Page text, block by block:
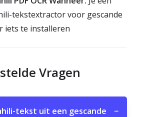
tekstextractor voor gescande
iets te installeren
Vragen
tekst uit een gescande
−